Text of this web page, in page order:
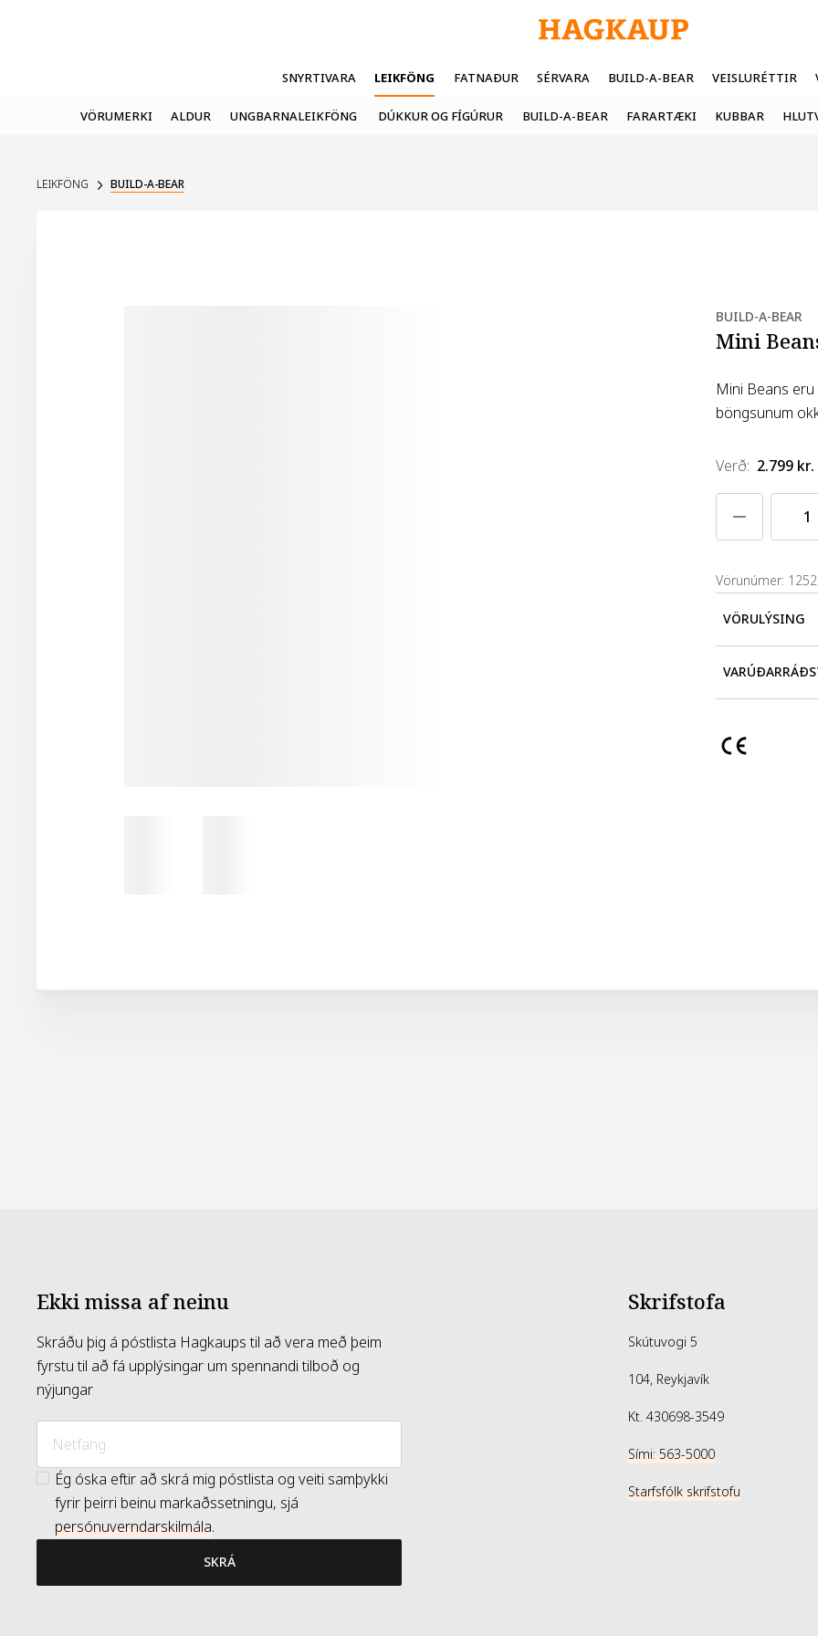
SNYRTIVARA LEIKFÖNG FATNAÐUR SÉRVARA BUILD-A-BEAR VEISLURÉTTIR
VÖRUMERKI ALDUR UNGBARNALEIKFÖNG DÚKKUR OG FÍGÚRUR BUILD-A-BEAR FARARTÆKI KUBBAR
LEIKFÖNG BUILD-A-BEAR
BUILD-A-BEAR
Mini
Mini Beans
böngsunum
Verð: 2.799 kr.
Vörunúmer:
VÖRULÝSING
Mini Beans
okkar. Allir
Ekki missa af neinu
Skráðu þig á póstlista Hagkaups til að vera með þeim
fyrstu til að fá upplýsingar um spennandi tilboð og
nýjungar
Ég óska eftir að skrá mig póstlista og veiti samþykki
fyrir þeirri beinu markaðssetningu, sjá
persónuverndarskilmála.
SKRÁ
Skrifstofa
Skútuvogi 5
104, Reykjavík
Kt. 430698-3549
Sími: 563-5000
Starfsfólk skrifstofu